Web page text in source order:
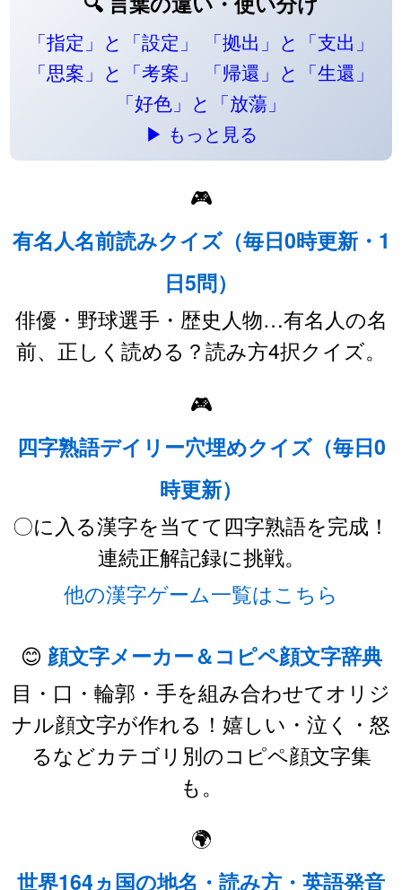
「指定」と「設定」
「拠出」と「支出」
「思案」と「考案」
「帰還」と「生還」
「好色」と「放蕩」
▶ もっと見る
🎮
有名人名前読みクイズ（毎日0時更新・1
日5問）
俳優・野球選手・歴史人物…有名人の名
前、正しく読める？読み方4択クイズ。
🎮
四字熟語デイリー穴埋めクイズ（毎日0
時更新）
〇に入る漢字を当てて四字熟語を完成！
連続正解記録に挑戦。
他の漢字ゲーム一覧はこちら
😊 顔文字メーカー＆コピペ顔文字辞典
目・口・輪郭・手を組み合わせてオリジ
ナル顔文字が作れる！嬉しい・泣く・怒
るなどカテゴリ別のコピペ顔文字集
も。
🌍
世界164ヵ国の地名・読み方・英語発音